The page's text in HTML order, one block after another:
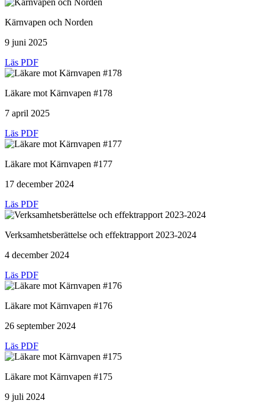
Kärnvapen och Norden
9 juni 2025
Läs PDF
Läkare mot Kärnvapen #178
7 april 2025
Läs PDF
Läkare mot Kärnvapen #177
17 december 2024
Läs PDF
Verksamhetsberättelse och effektrapport 2023-2024
4 december 2024
Läs PDF
Läkare mot Kärnvapen #176
26 september 2024
Läs PDF
Läkare mot Kärnvapen #175
9 juli 2024